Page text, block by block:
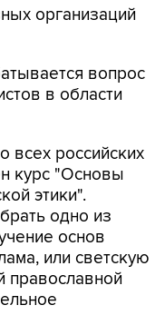
вопрос
российских
этики".
одно из
основ
или светскую
православной
до десяти